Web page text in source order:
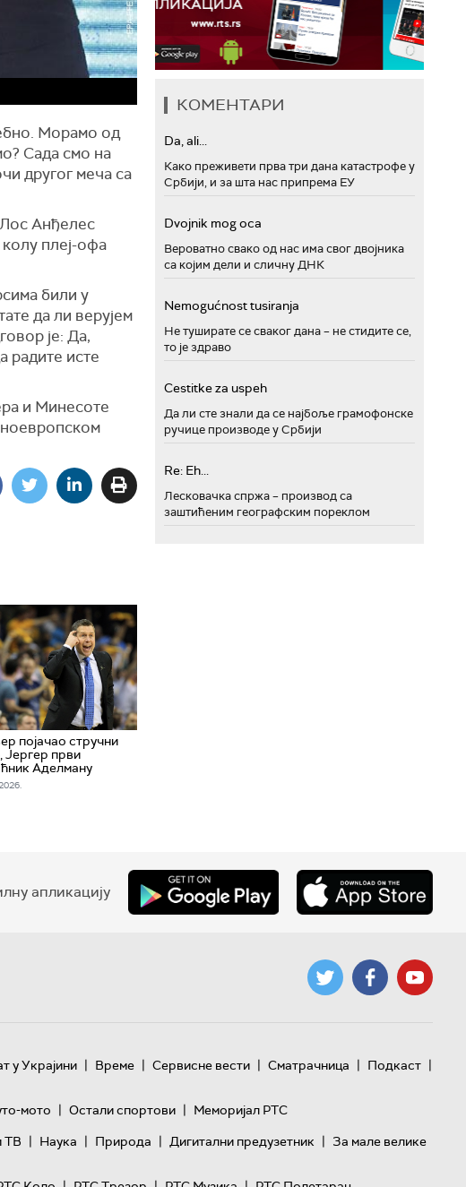
Морамо од
Сада смо на
другог меча са
Анђелес
плеј-офа
били у
да ли верујем
је: Да,
радите исте
и Минесоте
појачао стручни
Јергер први
Аделману
КОМЕНТАРИ
Da, ali...
Како преживети прва три дана катастрофе у
Србији, и за шта нас припрема ЕУ
Dvojnik mog oca
Вероватно свако од нас има свог двојника
са којим дели и сличну ДНК
Nemogućnost tusiranja
Не туширате се сваког дана – не стидите се,
то је здраво
Cestitke za uspeh
Да ли сте знали да се најбоље грамофонске
ручице производе у Србији
Re: Eh...
Лесковачка спржа – производ са
заштићеним географским пореклом
апликацију
у Украјини | Време | Сервисне вести | Сматрачница | Подкаст |
мото | Остали спортови | Меморијал РТС
ТВ | Наука | Природа | Дигитални предузетник | За мале велике